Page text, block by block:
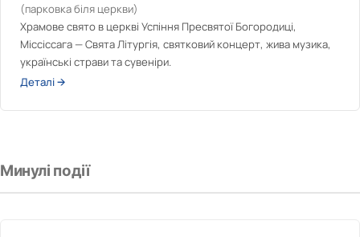
(парковка біля церкви)
Храмове свято в церкві Успіння Пресвятої Богородиці,
Міссіссага — Свята Літургія, святковий концерт, жива музика,
українські страви та сувеніри.
Деталі →
Минулі події